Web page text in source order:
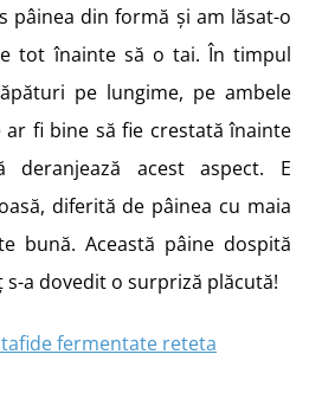
pâinea din formă și am lăsat-o
tot înainte să o tai. În timpul
pe lungime, pe ambele
fi bine să fie crestată înainte
deranjează acest aspect. E
diferită de pâinea cu maia
bună. Această pâine dospită
a dovedit o surpriză plăcută!